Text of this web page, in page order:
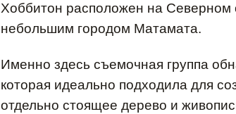
Хоббитон расположен на Северном
небольшим городом Матамата.
Именно здесь съемочная группа
которая идеально подходила для
отдельно стоящее дерево и